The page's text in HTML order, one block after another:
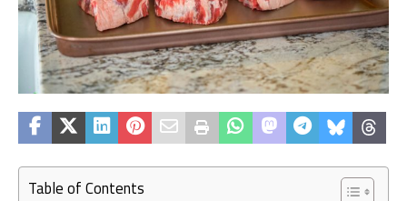
Table of Contents